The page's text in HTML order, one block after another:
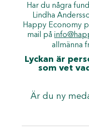
Har du några
Lindha
Happy Economy
mail på
allmänna
Lyckan är
som vet
Är du ny